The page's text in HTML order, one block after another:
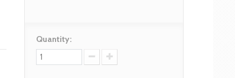
Quantity: